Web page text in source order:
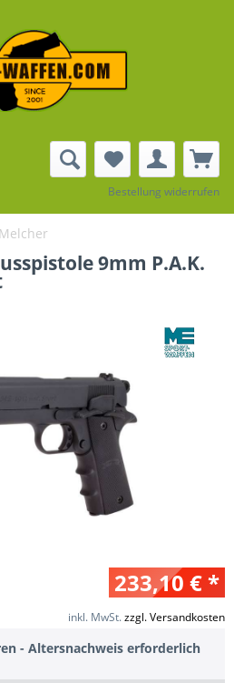
Bestellung widerrufen
9mm P.A.K.
233,10 € *
inkl. MwSt.zzgl. Versandkosten
- Altersnachweis erforderlich